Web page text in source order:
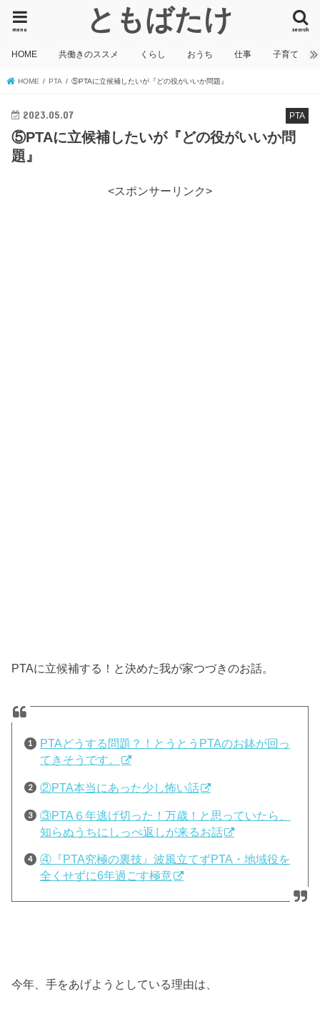
ともばたけ search
menu
HOME 共働きのススメ くらし おうち 仕事 子育て
HOME PTA ⑤PTAに立候補したいが『どの役がいいか問題』
PTA
2023.05.07
⑤PTAに立候補したいが『どの役がいいか問
題』
<スポンサーリンク>
PTAに立候補する！と決めた我が家つづきのお話。
PTAどうする問題？！とうとうPTAのお鉢が回っ
てきそうです。
②PTA本当にあった少し怖い話
③PTA６年逃げ切った！万歳！と思っていたら、
知らぬうちにしっぺ返しが来るお話
④『PTA究極の裏技』波風立てずPTA・地域役を
全くせずに6年過ごす極意
今年、手をあげようとしている理由は、